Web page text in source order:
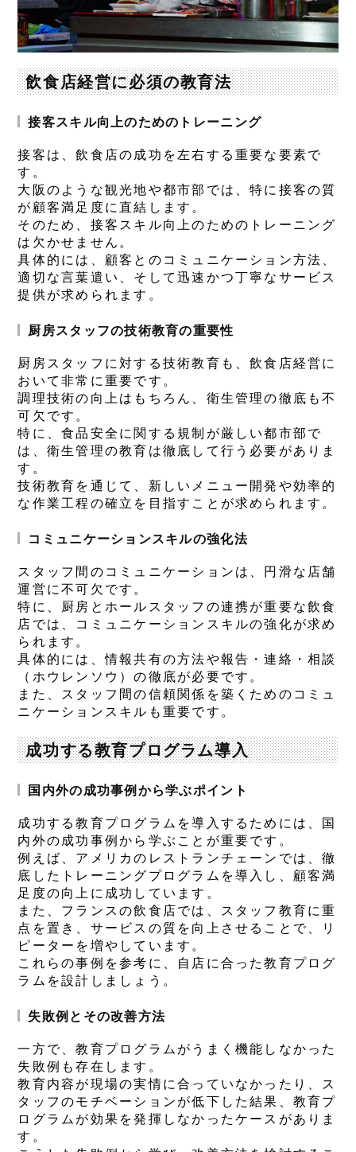
飲食店経営に必須の教育法
接客スキル向上のためのトレーニング
接客は、飲食店の成功を左右する重要な要素で
す。
大阪のような観光地や都市部では、特に接客の質
が顧客満足度に直結します。
そのため、接客スキル向上のためのトレーニング
は欠かせません。
具体的には、顧客とのコミュニケーション方法、
適切な言葉遣い、そして迅速かつ丁寧なサービス
提供が求められます。
厨房スタッフの技術教育の重要性
厨房スタッフに対する技術教育も、飲食店経営に
おいて非常に重要です。
調理技術の向上はもちろん、衛生管理の徹底も不
可欠です。
特に、食品安全に関する規制が厳しい都市部で
は、衛生管理の教育は徹底して行う必要がありま
す。
技術教育を通じて、新しいメニュー開発や効率的
な作業工程の確立を目指すことが求められます。
コミュニケーションスキルの強化法
スタッフ間のコミュニケーションは、円滑な店舗
運営に不可欠です。
特に、厨房とホールスタッフの連携が重要な飲食
店では、コミュニケーションスキルの強化が求め
られます。
具体的には、情報共有の方法や報告・連絡・相談
（ホウレンソウ）の徹底が必要です。
また、スタッフ間の信頼関係を築くためのコミュ
ニケーションスキルも重要です。
成功する教育プログラム導入
国内外の成功事例から学ぶポイント
成功する教育プログラムを導入するためには、国
内外の成功事例から学ぶことが重要です。
例えば、アメリカのレストランチェーンでは、徹
底したトレーニングプログラムを導入し、顧客満
足度の向上に成功しています。
また、フランスの飲食店では、スタッフ教育に重
点を置き、サービスの質を向上させることで、リ
ピーターを増やしています。
これらの事例を参考に、自店に合った教育プログ
ラムを設計しましょう。
失敗例とその改善方法
一方で、教育プログラムがうまく機能しなかった
失敗例も存在します。
教育内容が現場の実情に合っていなかったり、ス
タッフのモチベーションが低下した結果、教育プ
ログラムが効果を発揮しなかったケースがありま
す。